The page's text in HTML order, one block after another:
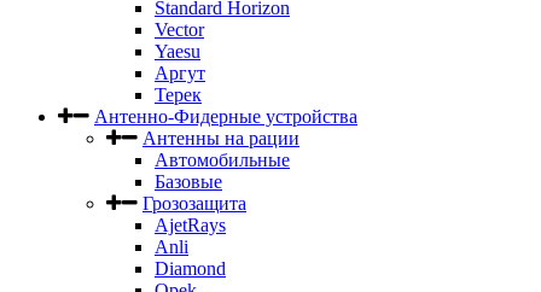
Standard Horizon
Vector
Yaesu
Аргут
Терек
Антенно-Фидерные устройства
Антенны на рации
Автомобильные
Базовые
Грозозащита
AjetRays
Anli
Diamond